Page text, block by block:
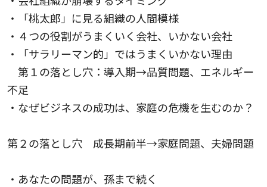
・「桃太郎」に見る組織の人間模様
・４つの役割がうまくいく会社、いかない会社
・「サラリーマン的」ではうまくいかない理由
第１の落とし穴：導入期→品質問題、エネルギー
不足
・なぜビジネスの成功は、家庭の危機を生むのか？
第２の落とし穴 成長期前半→家庭問題、夫婦問題
・あなたの問題が、孫まで続く